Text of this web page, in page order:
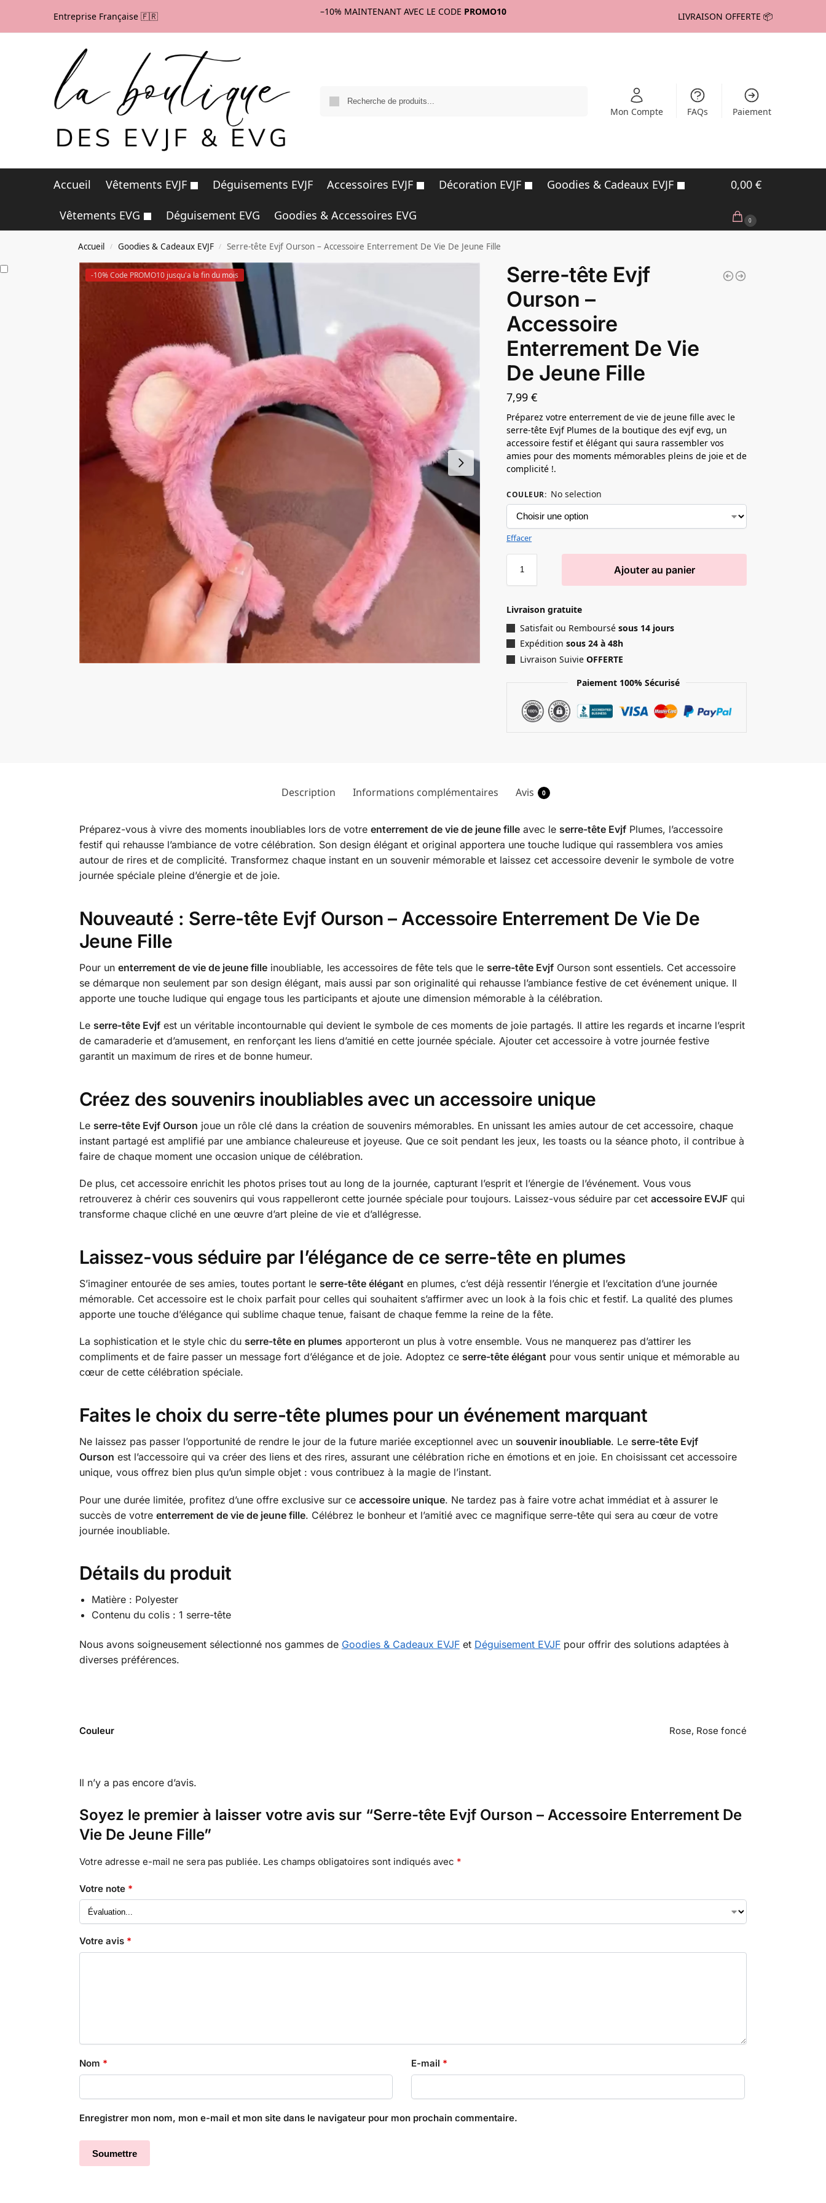
Entreprise Française 🇫🇷 –10% MAINTENANT AVEC LE CODE PROMO10 LIVRAISON OFFERTE 📦
Mon Compte FAQs Paiement
Accueil Vêtements EVJF Déguisements EVJF Accessoires EVJF Décoration EVJF Goodies & Cadeaux EVJF
Vêtements EVG Déguisement EVG Goodies & Accessoires EVG
0,00 €
0
Accueil / Goodies & Cadeaux EVJF / Serre-tête Evjf Ourson – Accessoire Enterrement De Vie De Jeune Fille
-10% Code PROMO10 jusqu'a la fin du mois
Serre-tête Evjf
Ourson –
Accessoire
Enterrement De Vie
De Jeune Fille
7,99€
Préparez votre enterrement de vie de jeune fille avec le
serre-tête Evjf Plumes de la boutique des evjf evg, un
accessoire festif et élégant qui saura rassembler vos
amies pour des moments mémorables pleins de joie et de
complicité !.
COULEUR: No selection
Effacer
Ajouter au panier
Livraison gratuite
Satisfait ou Remboursésous 14 jours
Expédition sous 24 à 48h
Livraison SuivieOFFERTE
Paiement 100% Sécurisé
Description Informations complémentaires Avis 0
Préparez-vous à vivre des moments inoubliables lors de votre enterrement de vie de jeune filleavec le serre-tête EvjfPlumes, l’accessoire
festif qui rehausse l’ambiance de votre célébration. Son design élégant et original apportera une touche ludique qui rassemblera vos amies
autour de rires et de complicité. Transformez chaque instant en un souvenir mémorable et laissez cet accessoire devenir le symbole de votre
journée spéciale pleine d’énergie et de joie.
Nouveauté : Serre-tête Evjf Ourson – Accessoire Enterrement De Vie De
Jeune Fille
Pour un enterrement de vie de jeune filleinoubliable, les accessoires de fête tels que le serre-tête EvjfOurson sont essentiels. Cet accessoire
se démarque non seulement par son design élégant, mais aussi par son originalité qui rehausse l’ambiance festive de cet événement unique. Il
apporte une touche ludique qui engage tous les participants et ajoute une dimension mémorable à la célébration.
Le serre-tête Evjfest un véritable incontournable qui devient le symbole de ces moments de joie partagés. Il attire les regards et incarne l’esprit
de camaraderie et d’amusement, en renforçant les liens d’amitié en cette journée spéciale. Ajouter cet accessoire à votre journée festive
garantit un maximum de rires et de bonne humeur.
Créez des souvenirs inoubliables avec un accessoire unique
Le serre-tête Evjf Ourson joue un rôle clé dans la création de souvenirs mémorables. En unissant les amies autour de cet accessoire, chaque
instant partagé est amplifié par une ambiance chaleureuse et joyeuse. Que ce soit pendant les jeux, les toasts ou la séance photo, il contribue à
faire de chaque moment une occasion unique de célébration.
De plus, cet accessoire enrichit les photos prises tout au long de la journée, capturant l’esprit et l’énergie de l’événement. Vous vous
retrouverez à chérir ces souvenirs qui vous rappelleront cette journée spéciale pour toujours. Laissez-vous séduire par cet accessoire EVJFqui
transforme chaque cliché en une œuvre d’art pleine de vie et d’allégresse.
Laissez-vous séduire par l’élégance de ce serre-tête en plumes
S’imaginer entourée de ses amies, toutes portant le serre-tête élégant en plumes, c’est déjà ressentir l’énergie et l’excitation d’une journée
mémorable. Cet accessoire est le choix parfait pour celles qui souhaitent s’affirmer avec un look à la fois chic et festif. La qualité des plumes
apporte une touche d’élégance qui sublime chaque tenue, faisant de chaque femme la reine de la fête.
La sophistication et le style chic du serre-tête en plumes apporteront un plus à votre ensemble. Vous ne manquerez pas d’attirer les
compliments et de faire passer un message fort d’élégance et de joie. Adoptez ce serre-tête élégantpour vous sentir unique et mémorable au
cœur de cette célébration spéciale.
Faites le choix du serre-tête plumes pour un événement marquant
Ne laissez pas passer l’opportunité de rendre le jour de la future mariée exceptionnel avec un souvenir inoubliable. Le serre-tête Evjf
Ourson est l’accessoire qui va créer des liens et des rires, assurant une célébration riche en émotions et en joie. En choisissant cet accessoire
unique, vous offrez bien plus qu’un simple objet : vous contribuez à la magie de l’instant.
Pour une durée limitée, profitez d’une offre exclusive sur ce accessoire unique. Ne tardez pas à faire votre achat immédiat et à assurer le
succès de votre enterrement de vie de jeune fille. Célébrez le bonheur et l’amitié avec ce magnifique serre-tête qui sera au cœur de votre
journée inoubliable.
Détails du produit
Matière : Polyester
Contenu du colis : 1 serre-tête
Nous avons soigneusement sélectionné nos gammes de Goodies & Cadeaux EVJFet Déguisement EVJFpour offrir des solutions adaptées à
diverses préférences.
Couleur Rose, Rose foncé
Il n’y a pas encore d’avis.
Soyez le premier à laisser votre avis sur “Serre-tête Evjf Ourson – Accessoire Enterrement De
Vie De Jeune Fille”
Votre adresse e-mail ne sera pas publiée. Les champs obligatoires sont indiqués avec *
Votre note *
Votre avis *
Nom * E-mail *
Enregistrer mon nom, mon e-mail et mon site dans le navigateur pour mon prochain commentaire.